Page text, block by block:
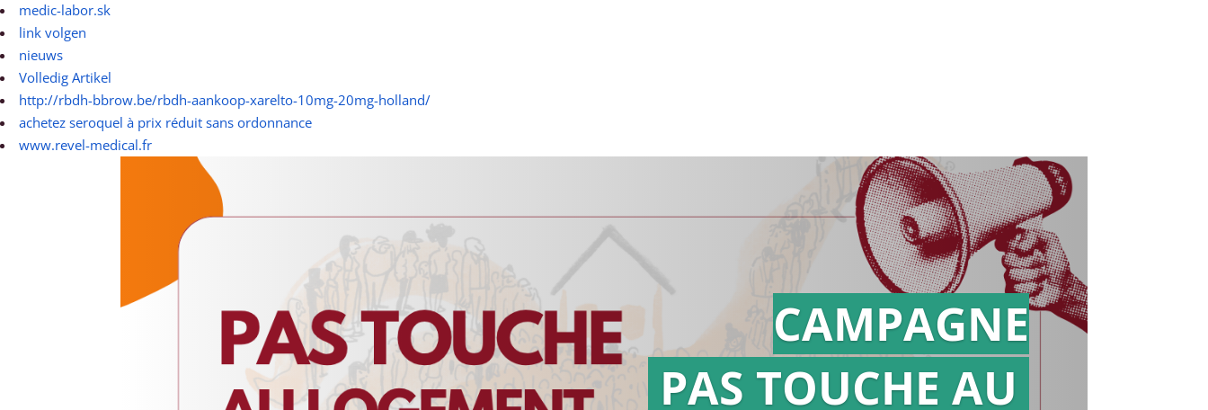
medic-labor.sk
link volgen
nieuws
Volledig Artikel
http://rbdh-bbrow.be/rbdh-aankoop-xarelto-10mg-20mg-holland/
achetez seroquel à prix réduit sans ordonnance
www.revel-medical.fr
Action en
CAMPAGNE
PAS TOUCHE AU